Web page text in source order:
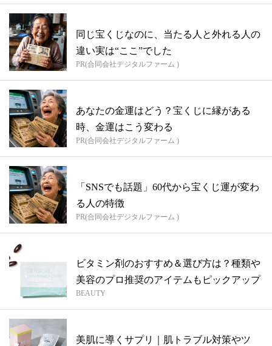
同じ宝くじなのに、当たる人と外れる人の
違い実は“ここ”でした
PR(合同会社デジタルファーム )
あなたの金運はどう？宝くじに縁がある
時、金運はこう変わる
PR(合同会社デジタルファーム )
「SNSでも話題」60代から宝くじ運が変わ
る人の特徴
PR(合同会社デジタルファーム )
ビタミン剤のおすすめ＆選び方は？種類や
美容のプロ推奨のアイテムもピックアップ
BEAUTY
美肌に導くサプリ｜肌トラブル対策やツ